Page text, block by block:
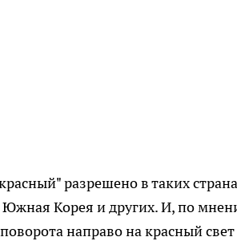
разрешено в таких
Корея и других. И, по
направо на красный